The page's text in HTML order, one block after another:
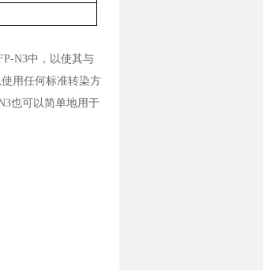
N3中，以使其与
用任何标准转染方
也可以简单地用于